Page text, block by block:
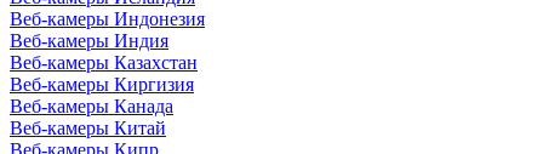
Веб-камеры Индонезия
Веб-камеры Индия
Веб-камеры Казахстан
Веб-камеры Киргизия
Веб-камеры Канада
Веб-камеры Китай
Веб-камеры Кипр